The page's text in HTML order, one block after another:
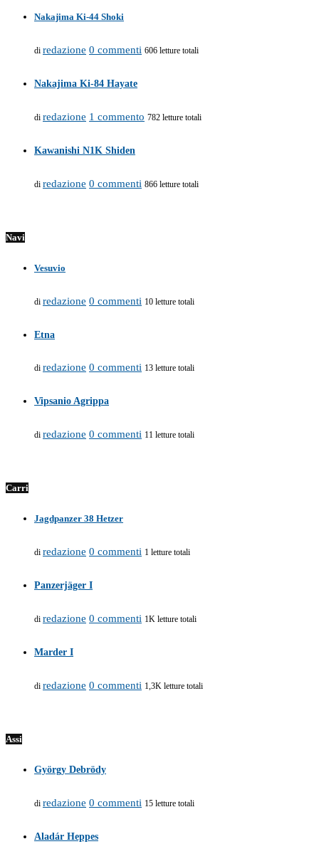
Nakajima Ki-44 Shoki
di redazione 0 commenti 606 letture totali
Nakajima Ki-84 Hayate
di redazione 1 commento 782 letture totali
Kawanishi N1K Shiden
di redazione 0 commenti 866 letture totali
Navi
Vesuvio
di redazione 0 commenti 10 letture totali
Etna
di redazione 0 commenti 13 letture totali
Vipsanio Agrippa
di redazione 0 commenti 11 letture totali
Carri
Jagdpanzer 38 Hetzer
di redazione 0 commenti 1 letture totali
Panzerjäger I
di redazione 0 commenti 1K letture totali
Marder I
di redazione 0 commenti 1,3K letture totali
Assi
György Debrödy
di redazione 0 commenti 15 letture totali
Aladár Heppes